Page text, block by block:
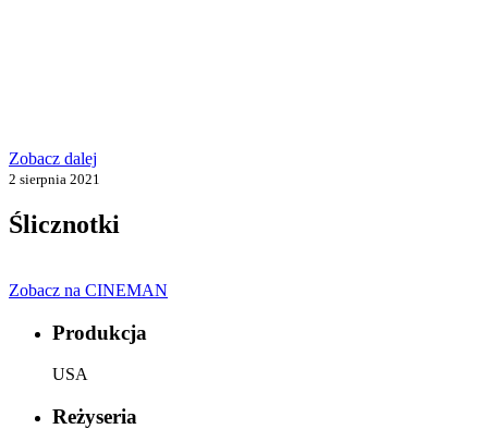
Zobacz dalej
2 sierpnia 2021
Ślicznotki
Zobacz na CINEMAN
Produkcja
USA
Reżyseria